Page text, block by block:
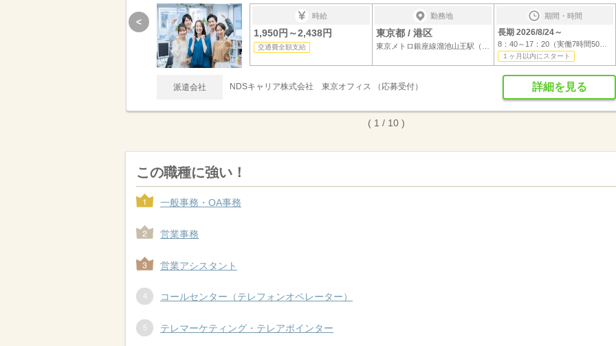
時給
1,950円～2,438円
交通費全額支給
勤務地
東京都 / 港区
期間・時間
長期 2026/8/24～
１ヶ月以内にスタート
詳細を見る
派遣会社 NDSキャリア株式会社 東京オフィス （応募受付）
<
( 1 / 10 )
この職種に強い！
一般事務・OA事務
営業事務
営業アシスタント
コールセンター（テレフォンオペレーター）
テレマーケティング・テレアポインター